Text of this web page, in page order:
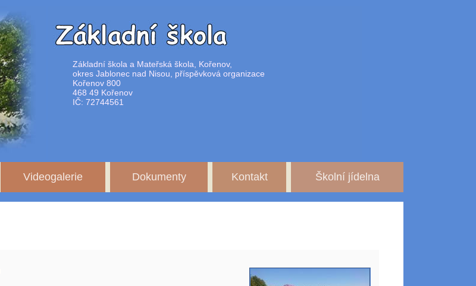
Základní škola a Mateřská škola, Kořenov,
okres Jablonec nad Nisou, příspěvková organizace
Kořenov 800
468 49 Kořenov
IČ: 72744561
Videogalerie Dokumenty Kontakt Školní jídelna